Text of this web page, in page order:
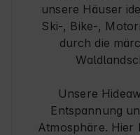
unsere Häuser
Ski-, Bike-,
durch die
Unsere
Entspannung
Atmosphäre. Hier